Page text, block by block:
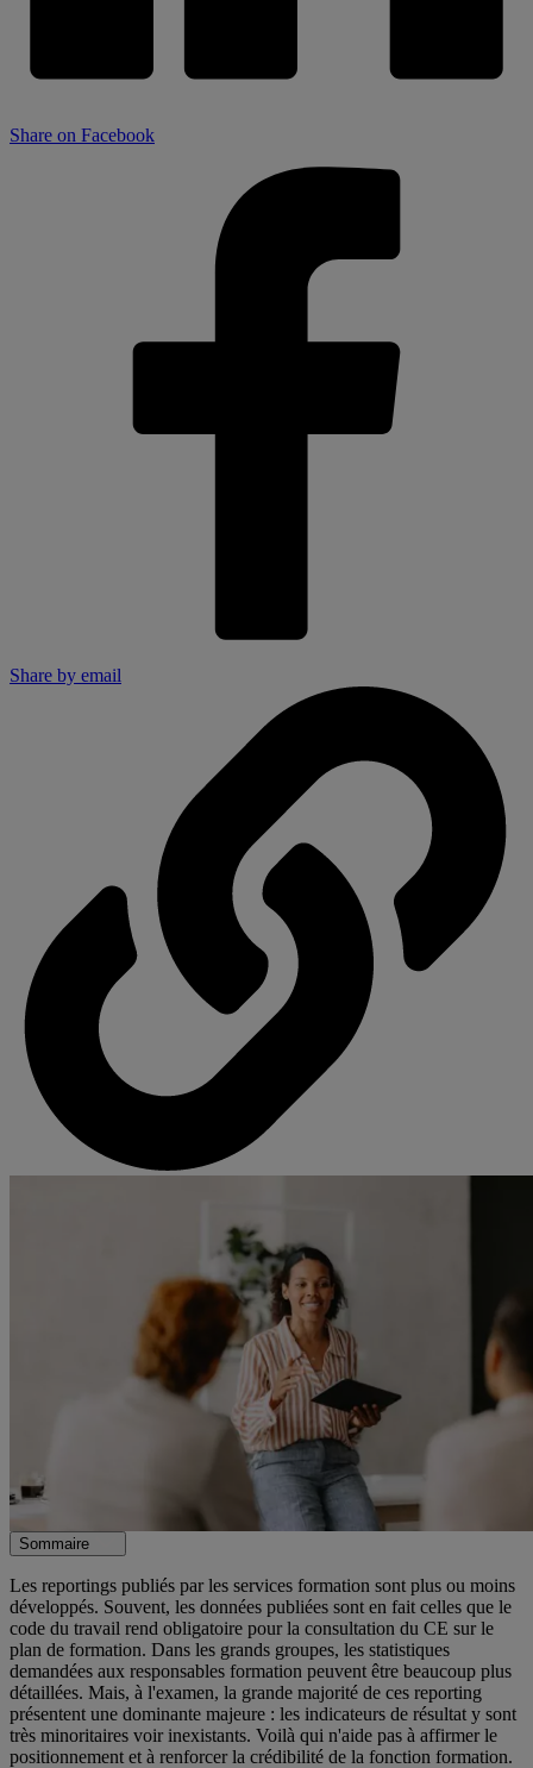
Share on Facebook
Share by email
Sommaire
Les reportings publiés par les services formation sont plus ou moins
développés. Souvent, les données publiées sont en fait celles que le
code du travail rend obligatoire pour la consultation du CE sur le
plan de formation. Dans les grands groupes, les statistiques
demandées aux responsables formation peuvent être beaucoup plus
détaillées. Mais, à l'examen, la grande majorité de ces reporting
présentent une dominante majeure : les indicateurs de résultat y sont
très minoritaires voir inexistants. Voilà qui n'aide pas à affirmer le
positionnement et à renforcer la crédibilité de la fonction formation.